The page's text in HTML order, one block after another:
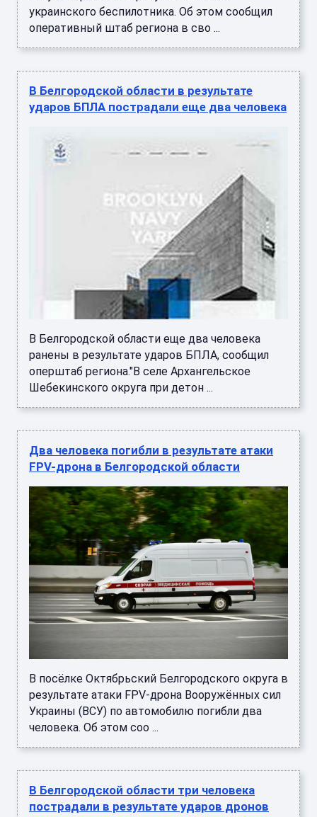
украинского беспилотника. Об этом сообщил
оперативный штаб региона в сво ...
В Белгородской области в результате
ударов БПЛА пострадали еще два человека
В Белгородской области еще два человека
ранены в результате ударов БПЛА, сообщил
оперштаб региона."В селе Архангельское
Шебекинского округа при детон ...
Два человека погибли в результате атаки
FPV-дрона в Белгородской области
В посёлке Октябрьский Белгородского округа в
результате атаки FPV-дрона Вооружённых сил
Украины (ВСУ) по автомобилю погибли два
человека. Об этом соо ...
В Белгородской области три человека
пострадали в результате ударов дронов